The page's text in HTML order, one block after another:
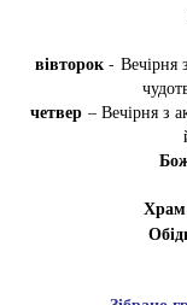
вівторок- Вечірня
четвер – Вечірня з
Храм